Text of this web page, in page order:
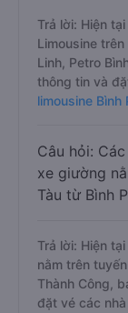
Trả lời: Hiện
Limousine
Linh, Petro
thông tin và
limousine Bình
Câu hỏi:
xe giường
Tàu từ Bình
Trả lời: Hiện
nằm trên
Thành Công,
đặt vé các